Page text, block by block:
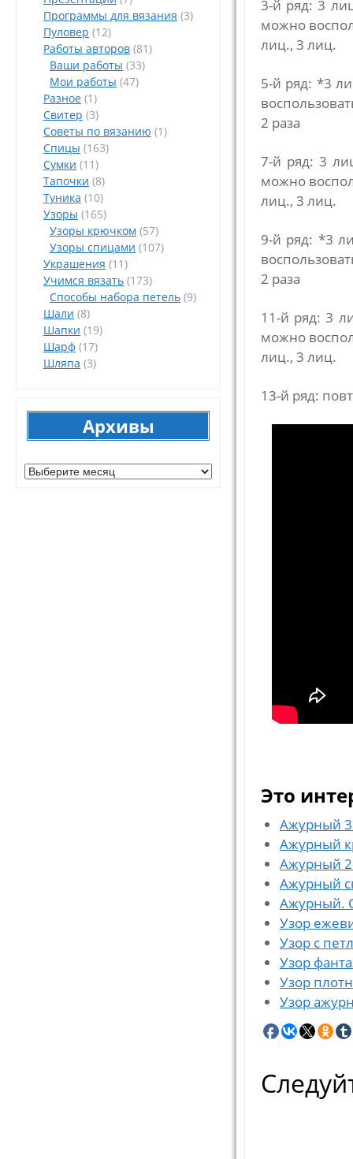
Программы для вязания (3)
Пуловер (12)
Работы авторов (81)
Ваши работы (33)
Мои работы (47)
Разное (1)
Свитер (3)
Советы по вязанию (1)
Спицы (163)
Сумки (11)
Тапочки (8)
Туника (10)
Узоры (165)
Узоры крючком (57)
Узоры спицами (107)
Украшения (11)
Учимся вязать (173)
Способы набора петель (9)
Шали (8)
Шапки (19)
Шарф (17)
Шляпа (3)
Архивы
3-й ряд: 3
можно
лиц., 3 лиц.
5-й ряд: *3
2 раза
7-й ряд: 3
можно
лиц., 3 лиц.
9-й ряд: *3
2 раза
11-й ряд: 3
можно
лиц., 3 лиц.
13-й ряд:
Это
Ажурный
Ажурный
Ажурный
Ажурный
Ажурный.
Узор
Узор с
Узор
Узор
Узор